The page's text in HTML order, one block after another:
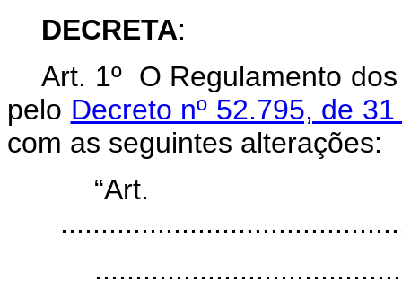
DECRETA:
Art. 1º O Regulamento
pelo Decreto nº 52.795, de
com as seguintes